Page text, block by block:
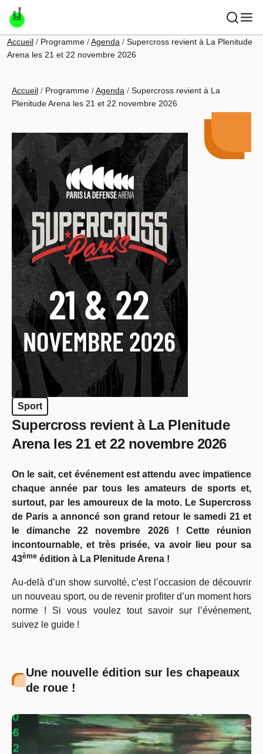
Aller au contenu principal
Fil d'Ariane
Accueil Programme Agenda
Supercross revient à La Plenitude
Arena les 21 et 22 novembre 2026
Fil d'Ariane
Accueil Programme Agenda
Supercross revient à La
Plenitude Arena les 21 et 22 novembre 2026
Sport
Supercross revient à La Plenitude
Arena les 21 et 22 novembre 2026
On le sait, cet événement est attendu avec impatience
chaque année par tous les amateurs de sports et,
surtout, par les amoureux de la moto. Le Supercross
de Paris a annoncé son grand retour le samedi 21 et
le dimanche 22 novembre 2026 ! Cette réunion
incontournable, et très prisée, va avoir lieu pour sa
43ème édition à La Plenitude Arena !
Au-delà d’un show survolté, c’est l’occasion de découvrir
un nouveau sport, ou de revenir profiter d’un moment hors
norme ! Si vous voulez tout savoir sur l’événement,
suivez le guide !
Une nouvelle édition sur les chapeaux
de roue !